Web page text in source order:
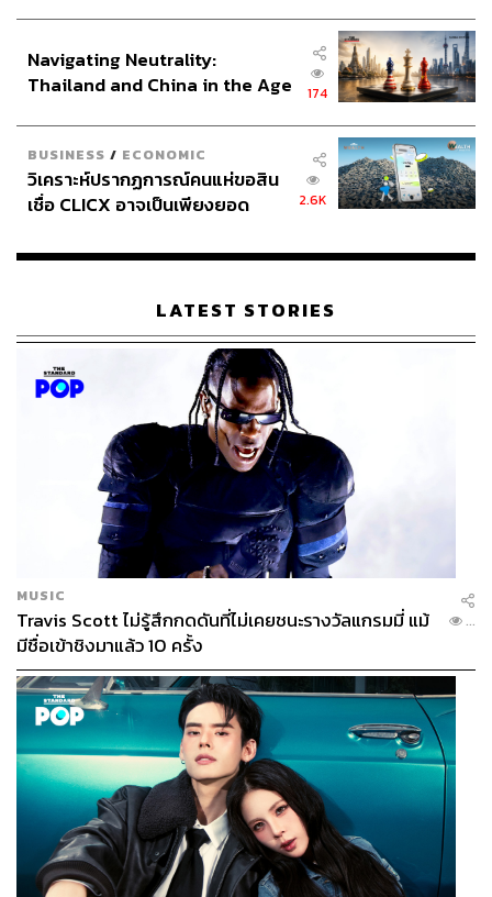
Navigating Neutrality:
Thailand and China in the Age
174
BUSINESS / ECONOMIC
วิเคราะห์ปรากฏการณ์คนแห่ขอสิน
เชื่อ CLICX อาจเป็นเพียงยอด
เรือนไทยที่ถูกซุกไว้
2.6K
LATEST STORIES
MUSIC
Travis Scott ไม่รู้สึกกดดันที่ไม่เคยชนะรางวัลแกรมมี่ แม้
มีชื่อเข้าชิงมาแล้ว 10 ครั้ง
...